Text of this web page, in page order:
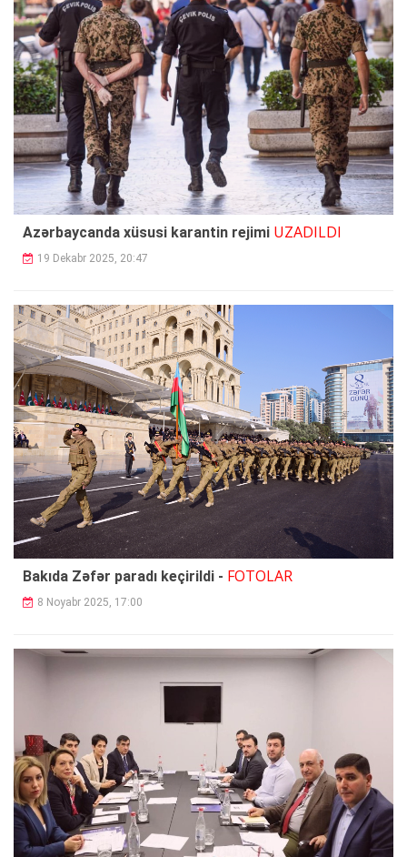
Azərbaycanda xüsusi karantin rejimi UZADILDI
19 Dekabr 2025, 20:47
Bakıda Zəfər paradı keçirildi - FOTOLAR
8 Noyabr 2025, 17:00